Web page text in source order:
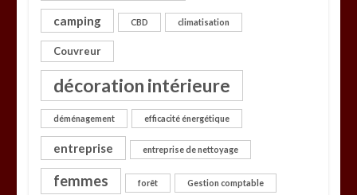
camping CBD climatisation
Couvreur
décoration intérieure
déménagement efficacité énergétique
entreprise entreprise de nettoyage
femmes forêt Gestion comptable